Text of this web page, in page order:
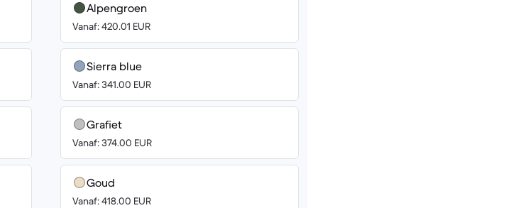
Alpengroen
Vanaf: 420.01 EUR
Sierra blue
Vanaf: 341.00 EUR
Grafiet
Vanaf: 374.00 EUR
Goud
Vanaf: 418.00 EUR